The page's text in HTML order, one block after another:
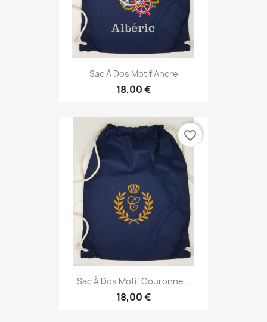
Sac À Dos Motif Ancre
18,00 €
Sac À Dos Motif Couronne...
18,00 €
favorite_border